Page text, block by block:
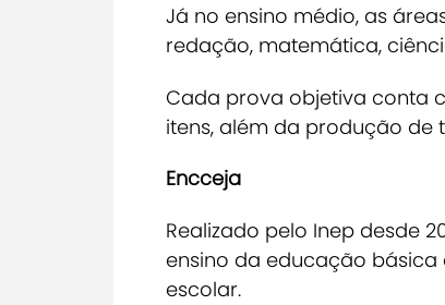
Já no ensino médio, as
redação, matemática,
Cada prova objetiva conta
itens, além da produção de
Encceja
Realizado pelo Inep desde
ensino da educação
escolar.